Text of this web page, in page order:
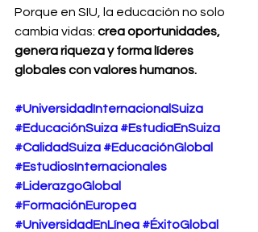
Porque en SIU, la educación no solo
cambia vidas: crea oportunidades,
genera riqueza y forma líderes
globales con valores humanos.
#UniversidadInternacionalSuiza
#EducaciónSuiza #EstudiaEnSuiza
#CalidadSuiza #EducaciónGlobal
#EstudiosInternacionales
#LiderazgoGlobal
#FormaciónEuropea
#UniversidadEnLínea #ÉxitoGlobal